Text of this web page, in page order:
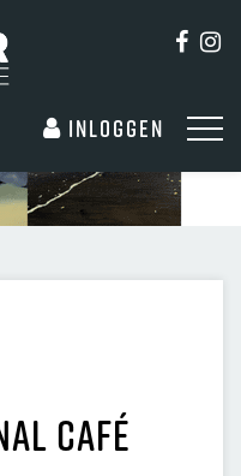
Inloggen
Café